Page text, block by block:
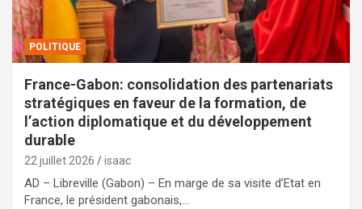
POLITIQUE
France-Gabon: consolidation des partenariats
stratégiques en faveur de la formation, de
l’action diplomatique et du développement
durable
22 juillet 2026 isaac
AD – Libreville (Gabon) – En marge de sa visite d’Etat en
France, le président gabonais,…